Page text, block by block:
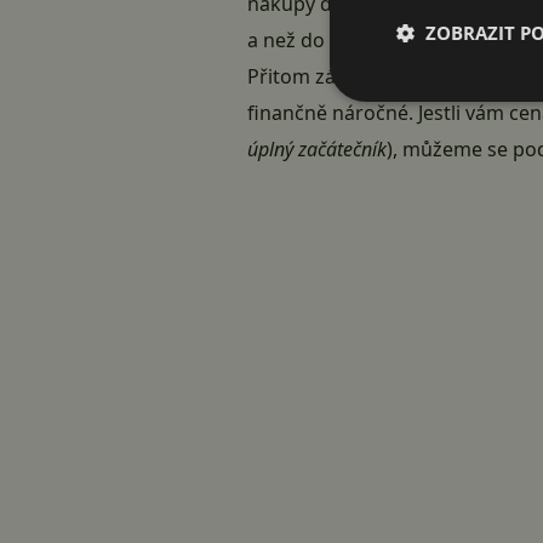
a než do naší kotliny dorazí
Přitom zákazníci ochotní utratit
finančně náročné. Jestli vám
úplný začátečník), můžeme se
ZOBRAZIT